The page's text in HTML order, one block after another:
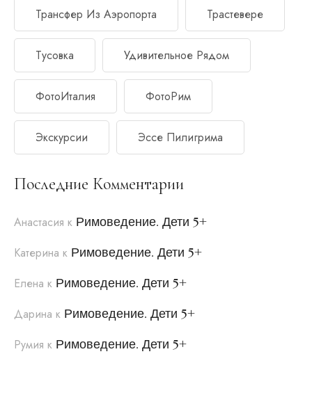
Трансфер Из Аэропорта Трастевере
Тусовка Удивительное Рядом
ФотоИталия ФотоРим
Экскурсии Эссе Пилигрима
Последние Комментарии
Анастасия к Римоведение. Дети 5+
Катерина к Римоведение. Дети 5+
Елена к Римоведение. Дети 5+
Дарина к Римоведение. Дети 5+
Румия к Римоведение. Дети 5+